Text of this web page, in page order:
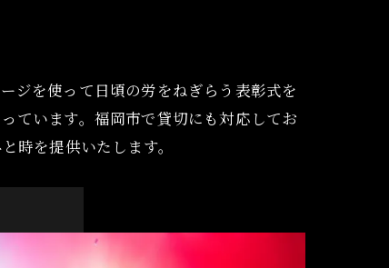
ジを使って日頃の労をねぎらう表彰式を
ています。福岡市で貸切にも対応してお
時を提供いたします。